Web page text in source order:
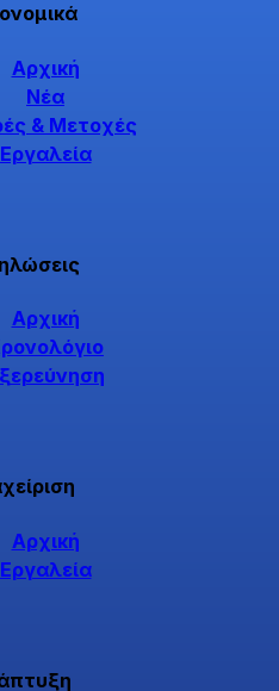
Αρχική
Νέα
& Μετοχές
Εργαλεία
Αρχική
Αρχική
Εργαλεία